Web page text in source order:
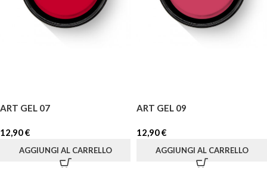
ART GEL 07
12,90€
AGGIUNGI AL CARRELLO
ART GEL 09
12,90€
AGGIUNGI AL CARRELLO